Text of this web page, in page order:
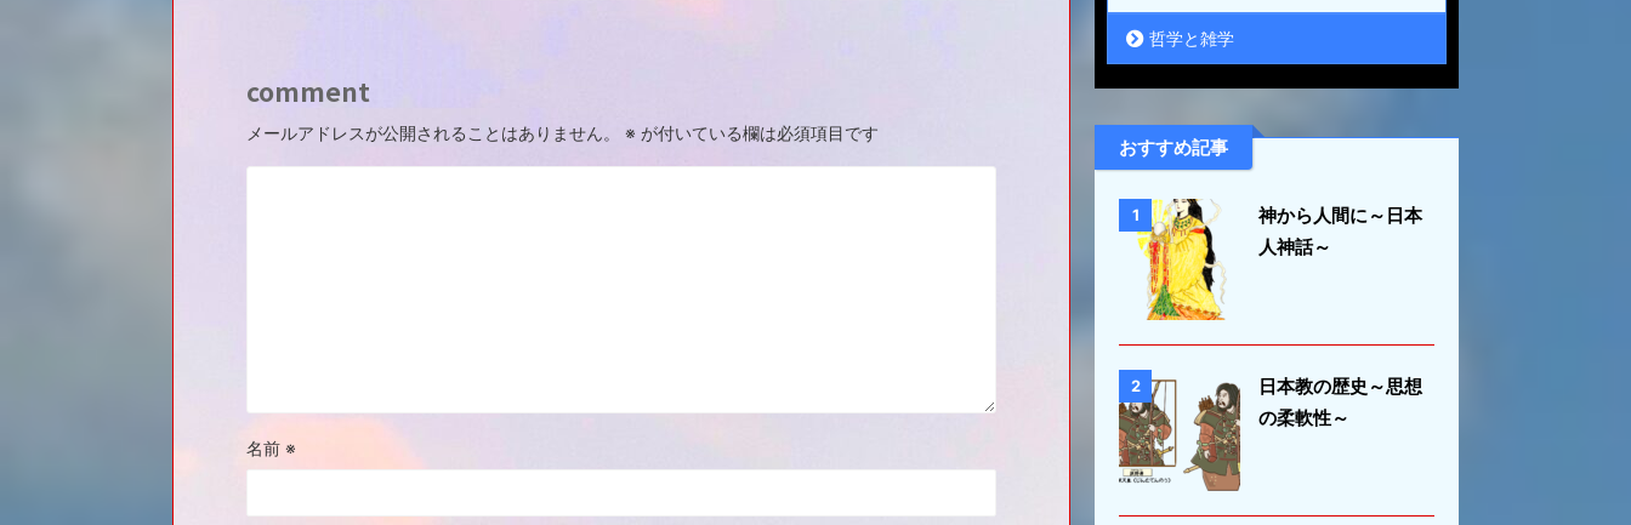
comment
メールアドレスが公開されることはありません。 ※ が付いている欄は必須項目です
名前 ※
哲学と雑学
おすすめ記事
1
神から人間に～日本
人神話～
2
日本教の歴史～思想
の柔軟性～